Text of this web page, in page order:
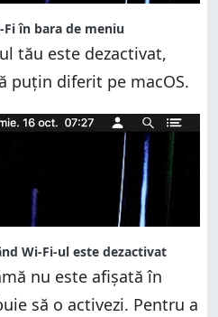
în bara de meniu
tău este dezactivat,
puțin diferit pe macOS.
Wi-Fi-ul este dezactivat
nu este afișată în
să o activezi. Pentru a